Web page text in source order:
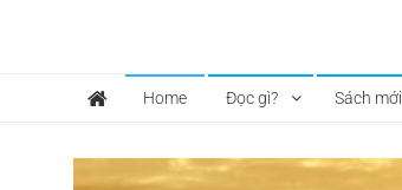
Home Đọc gì? Sách mới